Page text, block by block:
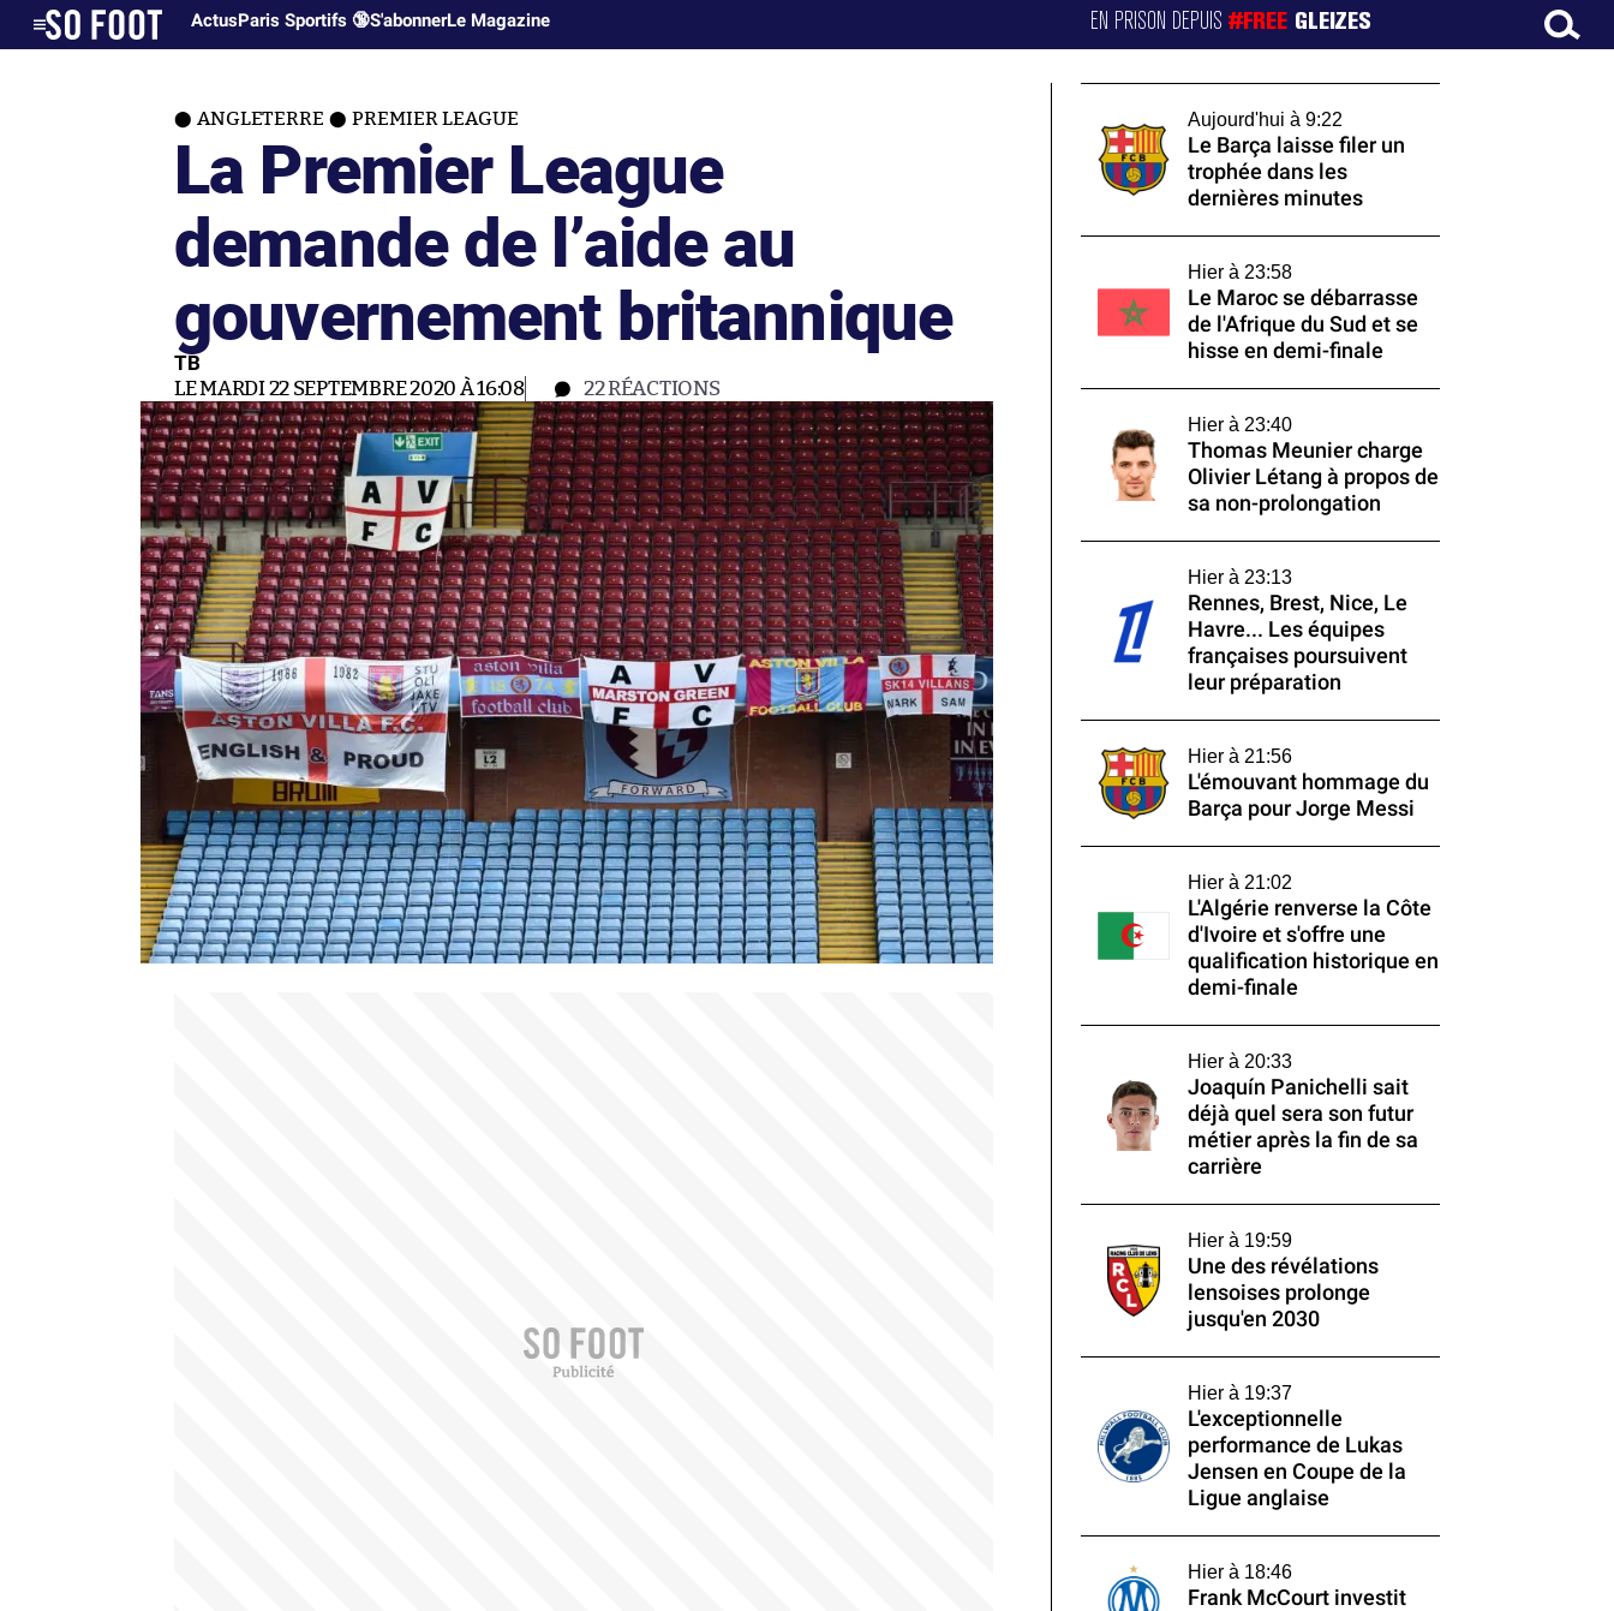
ActusParis Sportifs 🔞S'abonnerLe Magazine EN PRISON DEPUIS#FREE GLEIZES
ANGLETERRE PREMIER LEAGUE
La Premier League
demande de l’aide au
gouvernement britannique
TB
LE MARDI 22 SEPTEMBRE 2020 À 16:08 22RÉACTIONS
Aujourd'hui à 9:22
Le Barça laisse filer un
trophée dans les
dernières minutes
Hier à 23:58
Le Maroc se débarrasse
de l'Afrique du Sud et se
hisse en demi-finale
Hier à 23:40
Thomas Meunier charge
Olivier Létang à propos de
sa non-prolongation
Hier à 23:13
Rennes, Brest, Nice, Le
Havre... Les équipes
françaises poursuivent
leur préparation
Hier à 21:56
L'émouvant hommage du
Barça pour Jorge Messi
Hier à 21:02
L'Algérie renverse la Côte
d'Ivoire et s'offre une
qualification historique en
demi-finale
Hier à 20:33
Joaquín Panichelli sait
déjà quel sera son futur
métier après la fin de sa
carrière
Hier à 19:59
Une des révélations
lensoises prolonge
jusqu'en 2030
Hier à 19:37
L'exceptionnelle
performance de Lukas
Jensen en Coupe de la
Ligue anglaise
Hier à 18:46
Frank McCourt investit